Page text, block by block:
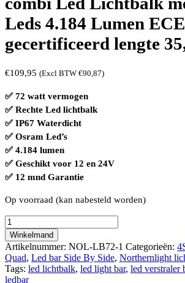
Leds 4.184 Lumen
gecertificeerd lengte
€109,95 (Excl BTW €90,87)
✅ 72 watt vermogen
✅ Rechte Led lichtbalk
✅ IP67 Waterdicht
✅ Osram Led’s
✅ 4.184 lumen
✅ Geschikt voor 12 en 24V
✅ 12 mnd Garantie
Op voorraad (kan nabesteld worden)
Northernlight
72
Watt
RECHTE
combi
Led
Winkelmand
Artikelnummer: NOL-LB72-1 Categorieën:
Quad, Led bar Side By Side, Northernlight
Tags: led lichtbalk, led light bar, led verstraler
ledbar